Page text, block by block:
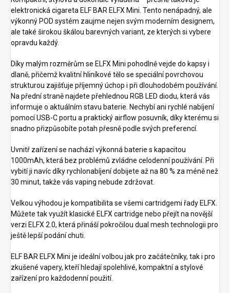
elektronická cigareta ELF BAR ELFX Mini. Tento nenápadný, ale
výkonný POD systém zaujme nejen svým moderním designem,
ale také širokou škálou barevných variant, ze kterých si vybere
opravdu každý.
Díky malým rozměrům se ELFX Mini pohodlně vejde do kapsy i
dlaně, přičemž kvalitní hliníkové tělo se speciální povrchovou
strukturou zajišťuje příjemný úchop i při dlouhodobém používání.
Na přední straně najdete přehlednou RGB LED diodu, která vás
informuje o aktuálním stavu baterie. Nechybí ani rychlé nabíjení
pomocí USB-C portu a praktický airflow posuvník, díky kterému si
snadno přizpůsobíte potah přesně podle svých preferencí.
Uvnitř zařízení se nachází výkonná baterie s kapacitou
1000mAh, která bez problémů zvládne celodenní používání. Při
vybití ji navíc díky rychlonabíjení dobijete až na 80 % za méně než
30 minut, takže vás vaping nebude zdržovat.
Velkou výhodou je kompatibilita se všemi cartridgemi řady ELFX.
Můžete tak využít klasické ELFX cartridge nebo přejít na novější
verzi ELFX 2.0, která přináší pokročilou dual mesh technologii pro
ještě lepší podání chuti.
ELF BAR ELFX Mini je ideální volbou jak pro začátečníky, tak i pro
zkušené vapery, kteří hledají spolehlivé, kompaktní a stylové
zařízení pro každodenní použití.